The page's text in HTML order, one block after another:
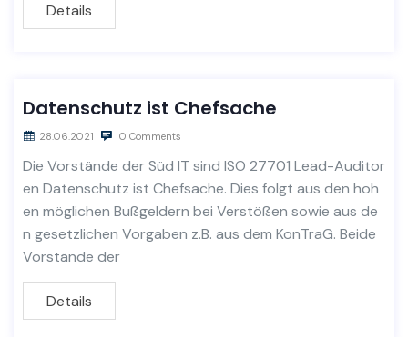
Details
Datenschutz ist Chefsache
28.06.2021 0 Comments
Die Vorstände der Süd IT sind ISO 27701 Lead-Auditor
en Datenschutz ist Chefsache. Dies folgt aus den hoh
en möglichen Bußgeldern bei Verstößen sowie aus de
n gesetzlichen Vorgaben z.B. aus dem KonTraG. Beide
Vorstände der
Details